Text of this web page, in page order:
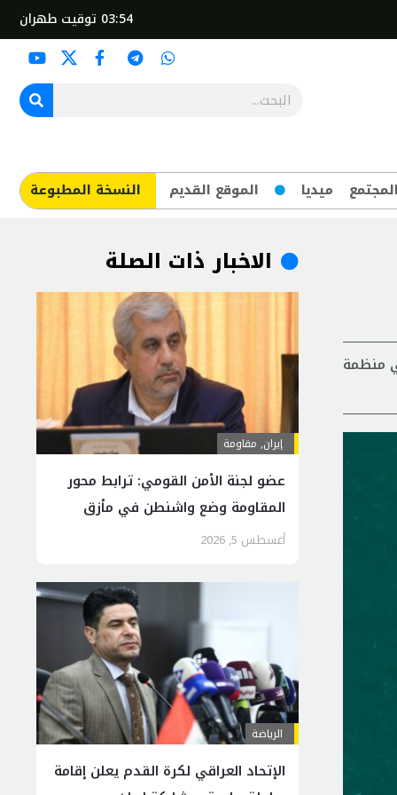
03:54 توقيت طهران
المجتمع ميديا الموقع القديم ​النسخة المطبوعة
الدول الأعضاء في منظمة
الاخبار ذات الصلة
إيران, مقاومة
عضو لجنة الأمن القومي: ترابط محور
المقاومة وضع واشنطن في مأزق
إقليمي
أغسطس 5, 2026
الرياضة
الإتحاد العراقي لكرة القدم يعلن إقامة